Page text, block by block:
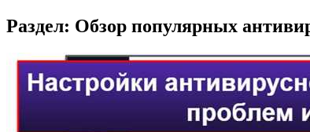
Раздел: Обзор популярных